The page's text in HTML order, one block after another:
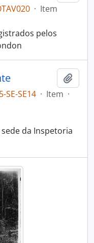
· Item
pelos
SE-SE14 · Item ·
da Inspetoria